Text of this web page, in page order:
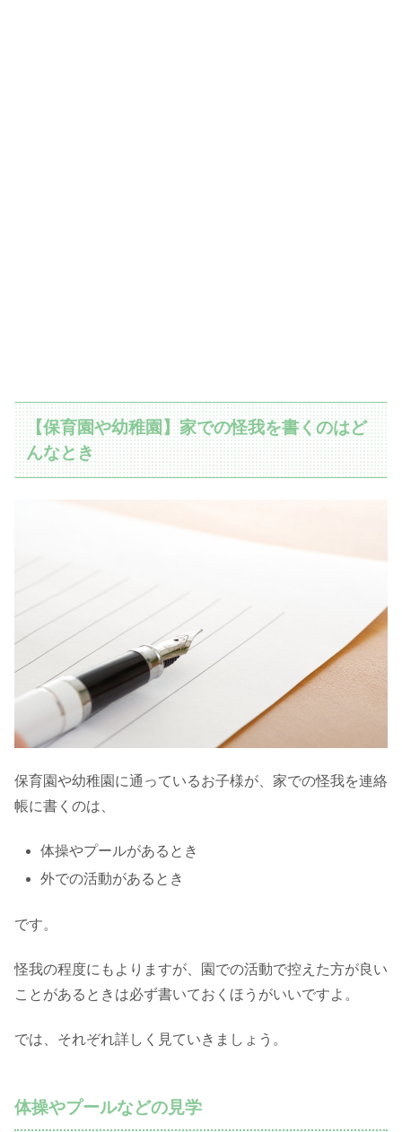
【保育園や幼稚園】家での怪我を書くのはど
んなとき
保育園や幼稚園に通っているお子様が、家での怪我を連絡
帳に書くのは、
体操やプールがあるとき
外での活動があるとき
です。
怪我の程度にもよりますが、園での活動で控えた方が良い
ことがあるときは必ず書いておくほうがいいですよ。
では、それぞれ詳しく見ていきましょう。
体操やプールなどの見学